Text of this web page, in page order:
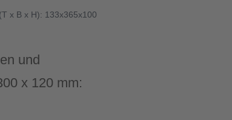
x B x H): 133x365x100
und
x 120 mm: